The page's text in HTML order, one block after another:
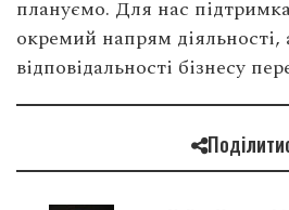
плануємо. Для нас
окремий напрям діяльності,
відповідальності бізнесу